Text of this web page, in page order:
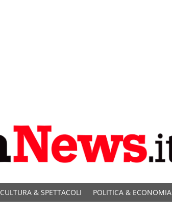
CULTURA & SPETTACOLI POLITICA & ECONOMIA